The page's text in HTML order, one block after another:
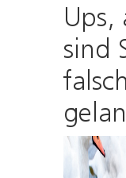
Ups,
sind